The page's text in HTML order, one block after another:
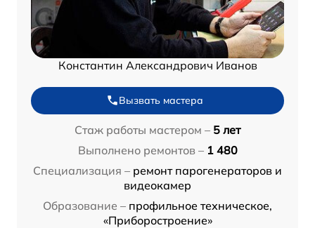
Константин Александрович Иванов
Вызвать мастера
Стаж работы мастером – 5 лет
Выполнено ремонтов – 1 480
Специализация – ремонт парогенераторов и
видеокамер
Образование – профильное техническое,
«Приборостроение»